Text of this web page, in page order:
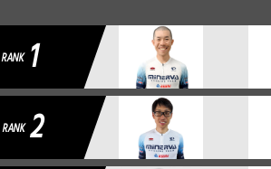
RANK 1
RANK 2